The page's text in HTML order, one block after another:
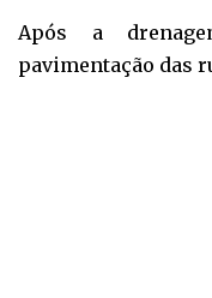
Após a
pavimentação das